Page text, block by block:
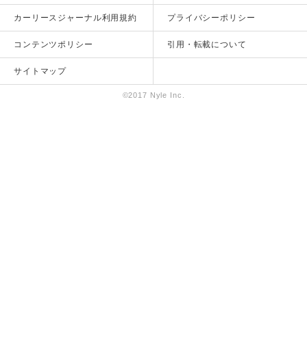
カーリースジャーナル利用規約 プライバシーポリシー
コンテンツポリシー 引用・転載について
サイトマップ
©2017 Nyle Inc.